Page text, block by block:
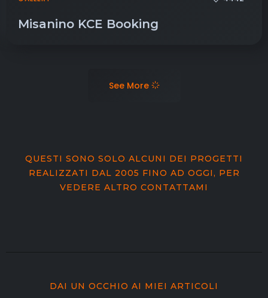
Misanino KCE Booking
See More
QUESTI SONO SOLO ALCUNI DEI PROGETTI
REALIZZATI DAL 2005 FINO AD OGGI, PER
VEDERE ALTRO CONTATTAMI
DAI UN OCCHIO AI MIEI ARTICOLI